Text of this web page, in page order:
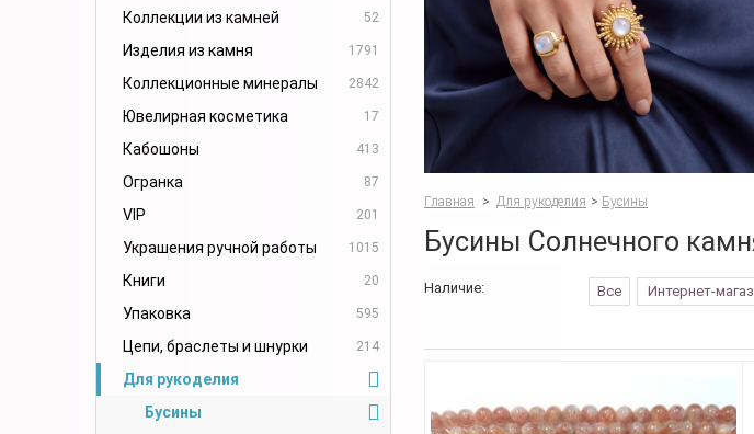
Коллекции из камней 52
Изделия из камня 1791
Коллекционные минералы 2842
Ювелирная косметика 17
Кабошоны 413
Огранка 87
VIP 201
Украшения ручной работы 1015
Книги 20
Упаковка 595
Цепи, браслеты и шнурки 214
Для рукоделия
Бусины
Главная > Для рукоделия > Бусины
Бусины Солнечного
Наличие: Все Интернет-